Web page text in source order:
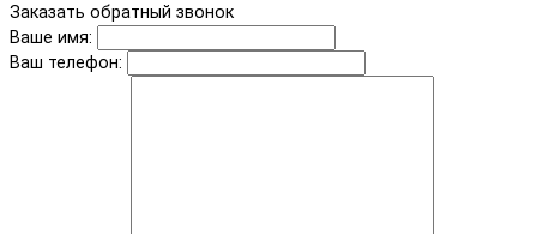
Заказать обратный звонок
Ваше имя:
Ваш телефон: